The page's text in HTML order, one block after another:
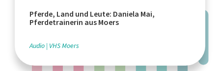
Pferde, Land und Leute: Daniela Mai,
Pferdetrainerin aus Moers
Audio VHS Moers